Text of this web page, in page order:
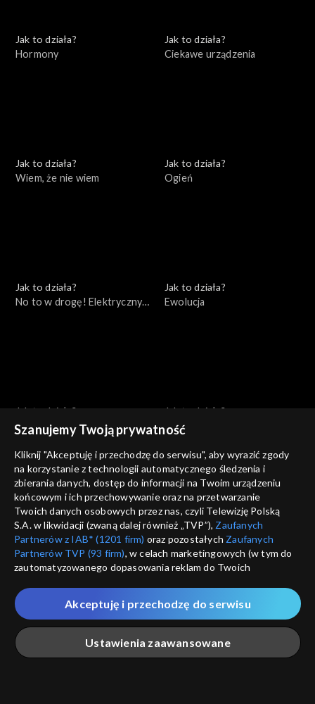
Jak to działa?
Hormony
Jak to działa?
Ciekawe urządzenia
Jak to działa?
Wiem, że nie wiem
Jak to działa?
Ogień
Jak to działa?
No to w drogę! Elektryczny
Jak to działa?
Ewolucja
Jak to działa?
Jak działa ptak?
Jak to działa?
Gruba przesada – otyłość
Jak to działa?
Jak działa ul?
Jak to działa?
Płaska Ziemia
Jak to działa?
Jak to działa?
Szanujemy Twoją prywatność
Kliknij "Akceptuję i przechodzę do serwisu", aby wyrazić zgody
na korzystanie z technologii automatycznego śledzenia i
zbierania danych, dostęp do informacji na Twoim urządzeniu
końcowym i ich przechowywanie oraz na przetwarzanie
Twoich danych osobowych przez nas, czyli Telewizję Polską
S.A. w likwidacji (zwaną dalej również „TVP”), Zaufanych
Partnerów z IAB* (1201 firm) oraz pozostałych Zaufanych
Partnerów TVP (93 firm), w celach marketingowych (w tym do
zautomatyzowanego dopasowania reklam do Twoich
które wskazujemy poniżej, a także zgody na udostępnianie
przez nas identyfikatora PPID do Google.
Twoje dane osobowe zbierane podczas odwiedzania przez
Ciebie naszych
poszczególnych serwisówzwanych dalej
„Portalem”, w tym informacje zapisywane za pomocą
Ustawienia zaawansowane
Akceptuję i przechodzę do serwisu